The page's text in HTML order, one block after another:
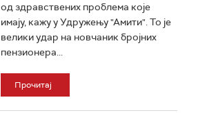
од здравствених проблема које
имају, кажу у Удружењу "Амити". То је
велики удар на новчаник бројних
пензионера...
Прочитај